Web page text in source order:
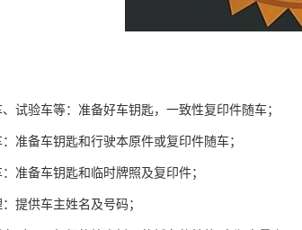
试验车等：准备好车钥匙，一致性复印件随车；
准备车钥匙和行驶本原件或复印件随车；
准备车钥匙和临时牌照及复印件；
提供车主姓名及号码；